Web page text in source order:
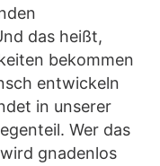
das heißt,
bekommen
entwickeln
in unserer
Wer das
gnadenlos